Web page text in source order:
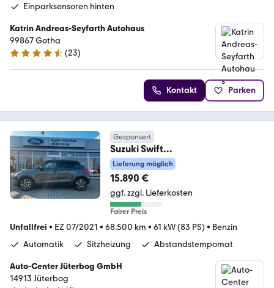
Einparksensoren hinten
Katrin Andreas-Seyfarth Autohaus
99867 Gotha
4.7 Sterne
(23)
Kontakt Parken
Gesponsert
Suzuki Swift
Comfort*KAMERA*ACC*SHZ*
Lieferung möglich
15.890 €
ggf. zzgl. Lieferkosten
Fairer Preis
Unfallfrei • EZ 07/2021 • 68.500 km • 61 kW (83 PS) • Benzin
Automatik
Sitzheizung Abstandstempomat
Auto-Center Jüterbog GmbH
14913 Jüterbog